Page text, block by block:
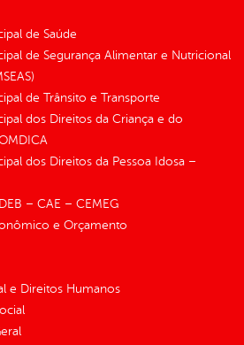
de Saúde
de Segurança Alimentar e Nutricional
de Trânsito e Transporte
dos Direitos da Criança e do
dos Direitos da Pessoa Idosa –
– CAE – CEMEG
e Orçamento
e Direitos Humanos